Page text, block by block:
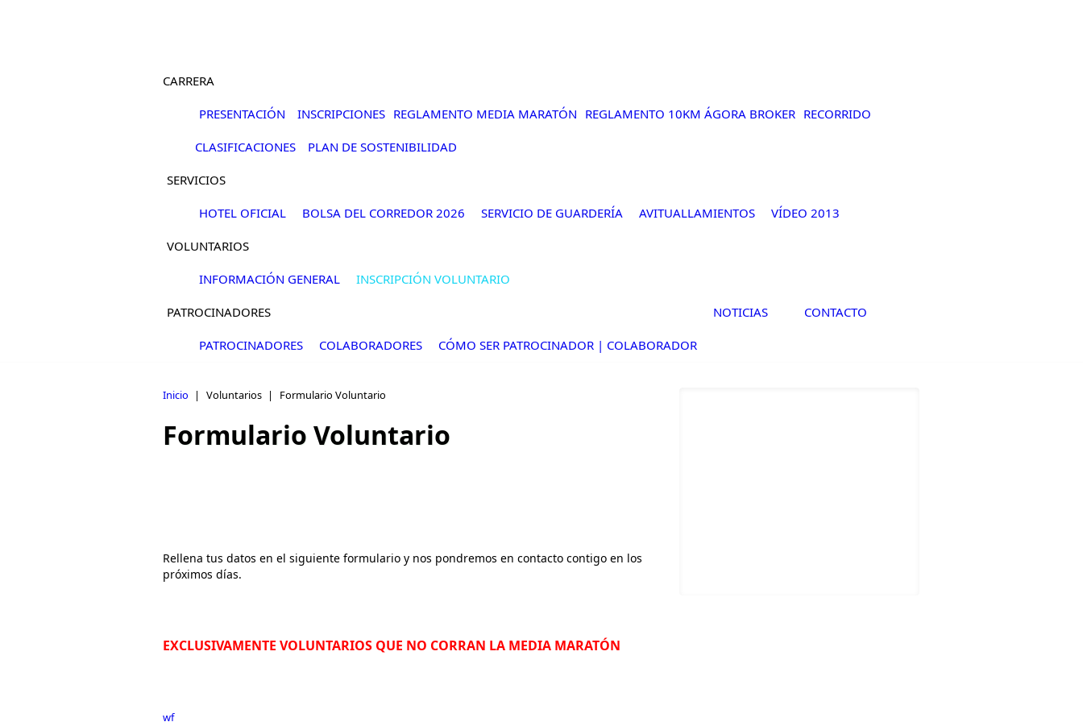
CARRERA
PRESENTACIÓN INSCRIPCIONES REGLAMENTO MEDIA MARATÓN REGLAMENTO 10KM ÁGORA BROKER RECORRIDO
CLASIFICACIONES PLAN DE SOSTENIBILIDAD
SERVICIOS
HOTEL OFICIAL BOLSA DEL CORREDOR 2026 SERVICIO DE GUARDERÍA AVITUALLAMIENTOS VÍDEO 2013
VOLUNTARIOS
INFORMACIÓN GENERAL INSCRIPCIÓN VOLUNTARIO
PATROCINADORES
PATROCINADORES COLABORADORES CÓMO SER PATROCINADOR | COLABORADOR
NOTICIAS CONTACTO
Inicio | Voluntarios | Formulario Voluntario
Formulario Voluntario
Rellena tus datos en el siguiente formulario y nos pondremos en contacto contigo en los
próximos días.
EXCLUSIVAMENTE VOLUNTARIOS QUE NO CORRAN LA MEDIA MARATÓN
wf